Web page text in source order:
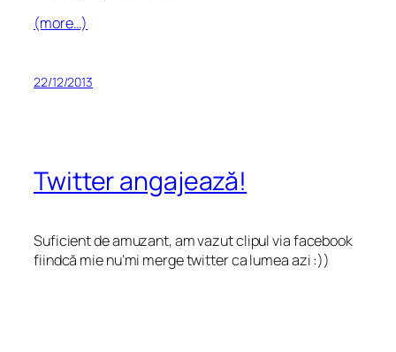
(more…)
22/12/2013
Twitter angajează!
Suficient de amuzant, am vazut clipul via facebook
fiindcă mie nu’mi merge twitter ca lumea azi :))